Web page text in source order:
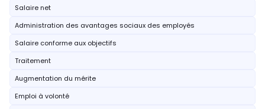
Salaire net
Administration des avantages sociaux des employés
Salaire conforme aux objectifs
Traitement
Augmentation du mérite
Emploi à volonté